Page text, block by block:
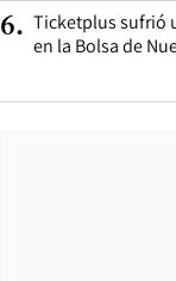
6. Ticketplus sufrió
en la Bolsa de